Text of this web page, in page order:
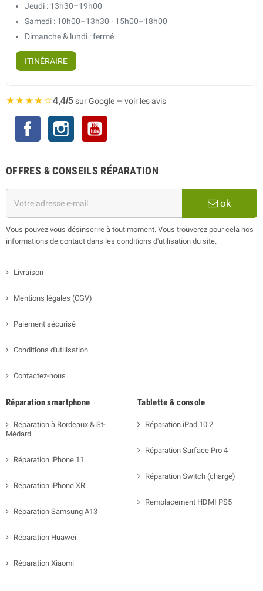
Jeudi : 13h30–19h00
Samedi : 10h00–13h30 · 15h00–18h00
Dimanche & lundi : fermé
ITINÉRAIRE
★★★★☆4,4/5sur Google — voir les avis
Facebook Instagram
OFFRES & CONSEILS RÉPARATION
ok
Vous pouvez vous désinscrire à tout moment. Vous trouverez pour cela nos
informations de contact dans les conditions d'utilisation du site.
Livraison
Mentions légales (CGV)
Paiement sécurisé
Conditions d'utilisation
Contactez-nous
Réparation smartphone
Réparation à Bordeaux & St-
Médard
Réparation iPhone 11
Réparation iPhone XR
Réparation Samsung A13
Réparation Huawei
Réparation Xiaomi
Tablette & console
Réparation iPad 10.2
Réparation Surface Pro 4
Réparation Switch (charge)
Remplacement HDMI PS5